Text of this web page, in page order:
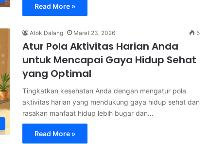
Read More »
Atok Dalang Maret 23, 2026 5
Atur Pola Aktivitas Harian Anda
untuk Mencapai Gaya Hidup Sehat
yang Optimal
Tingkatkan kesehatan Anda dengan mengatur pola
aktivitas harian yang mendukung gaya hidup sehat dan
rasakan manfaat hidup lebih bugar dan…
Read More »